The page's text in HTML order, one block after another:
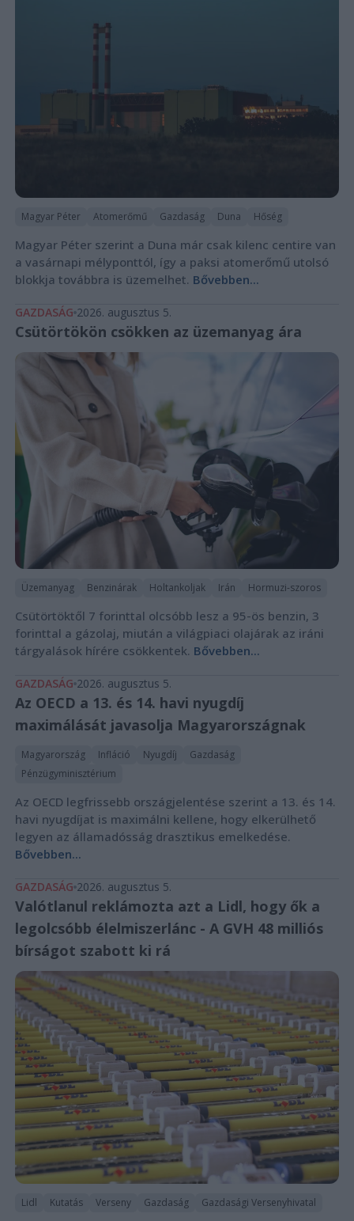
Magyar Péter Atomerőmű Gazdaság Duna Hőség
Magyar Péter szerint a Duna már csak kilenc centire van
a vasárnapi mélyponttól, így a paksi atomerőmű utolsó
blokkja továbbra is üzemelhet. Bővebben...
GAZDASÁG 2026. augusztus 5.
Csütörtökön csökken az üzemanyag ára
Üzemanyag Benzinárak Holtankoljak Irán Hormuzi-szoros
Csütörtöktől 7 forinttal olcsóbb lesz a 95-ös benzin, 3
forinttal a gázolaj, miután a világpiaci olajárak az iráni
tárgyalások hírére csökkentek. Bővebben...
GAZDASÁG 2026. augusztus 5.
Az OECD a 13. és 14. havi nyugdíj
maximálását javasolja Magyarországnak
Magyarország Infláció Nyugdíj
Gazdaság
Pénzügyminisztérium
Az OECD legfrissebb országjelentése szerint a 13. és 14.
havi nyugdíjat is maximálni kellene, hogy elkerülhető
legyen az államadósság drasztikus emelkedése.
Bővebben...
GAZDASÁG 2026. augusztus 5.
Valótlanul reklámozta azt a Lidl, hogy ők a
legolcsóbb élelmiszerlánc - A GVH 48 milliós
bírságot szabott ki rá
Lidl Kutatás Verseny Gazdaság Gazdasági Versenyhivatal